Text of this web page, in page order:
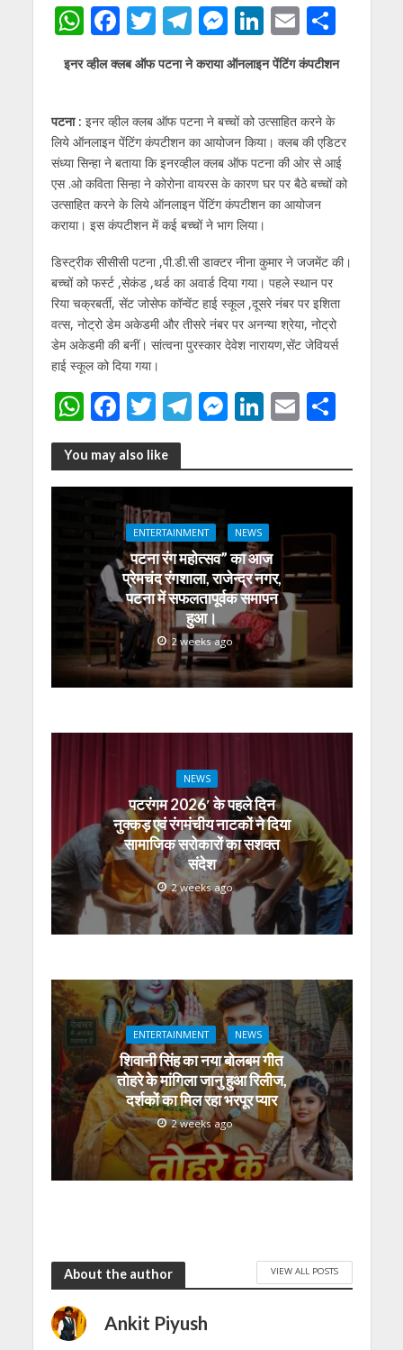
W
h
at
A
p
p
F
ac
e
b
o
o
k
T
w
itt
er
T
el
e
gr
a
m
M
e
ss
e
n
g
er
Li
n
k
dI
n
E
m
ai
S
h
ar
इनर व्हील क्लब ऑफ पटना ने कराया ऑनलाइन पेंटिंग कंपटीशन
पटना : इनर व्हील क्लब ऑफ पटना ने बच्चों को उत्साहित करने के
लिये ऑनलाइन पेंटिंग कंपटीशन का आयोजन किया। क्लब की एडिटर
संध्या सिन्हा ने बताया कि इनरव्हील क्लब ऑफ पटना की ओर से आई
एस .ओ कविता सिन्हा ने कोरोना वायरस के कारण घर पर बैठे बच्चों को
उत्साहित करने के लिये ऑनलाइन पेंटिंग कंपटीशन का आयोजन
कराया। इस कंपटीशन में कई बच्चों ने भाग लिया।
डिस्ट्रीक सीसीसी पटना ,पी.डी.सी डाक्टर नीना कुमार ने जजमेंट की।
बच्चों को फर्स्ट ,सेकंड ,थर्ड का अवार्ड दिया गया। पहले स्थान पर
रिया चक्रबर्ती, सेंट जोसेफ कॉन्वेंट हाई स्कूल ,दूसरे नंबर पर इशिता
वत्स, नोट्रो डेम अकेडमी और तीसरे नंबर पर अनन्या श्रेया, नोट्रो
डेम अकेडमी की बनीं। सांत्वना पुरस्कार देवेश नारायण,सेंट जेवियर्स
हाई स्कूल को दिया गया।
W
h
at
s
p
F
ac
e
b
o
o
k
T
w
itt
er
T
e
gr
a
m
M
ss
e
n
g
er
Li
k
e
dI
n
E
ai
l
S
ar
e
You may also like
ENTERTAINMENT NEWS
पटना रंग महोत्सव” का आज
प्रेमचंद रंगशाला, राजेन्द्र नगर,
पटना में सफलतापूर्वक समापन
हुआ।
2 weeks ago
NEWS
पटरंगम 2026′ के पहले दिन
नुक्कड़ एवं रंगमंचीय नाटकों ने दिया
सामाजिक सरोकारों का सशक्त
संदेश
2 weeks ago
ENTERTAINMENT NEWS
शिवानी सिंह का नया बोलबम गीत
तोहरे के मांगिला जानु हुआ रिलीज,
दर्शकों का मिल रहा भरपूर प्यार
2 weeks ago
About the author VIEW ALL POSTS
Ankit Piyush